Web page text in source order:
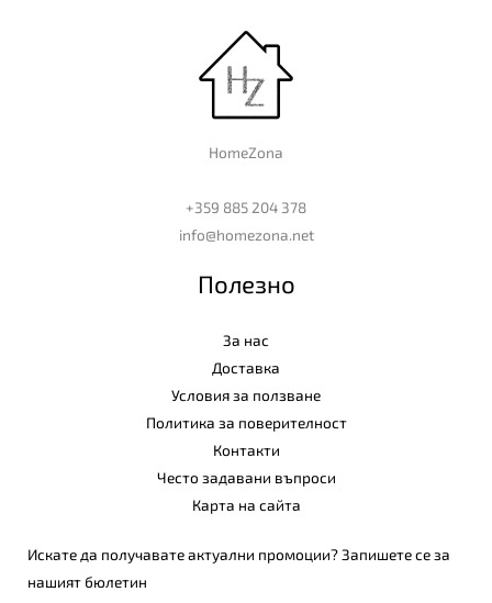
HomeZona
+359 885 204 378
info@homezona.net
Полезно
За нас
Доставка
Условия за ползване
Политика за поверителност
Контакти
Често задавани въпроси
Карта на сайта
Искате да получавате актуални промоции? Запишете се за
нашият бюлетин